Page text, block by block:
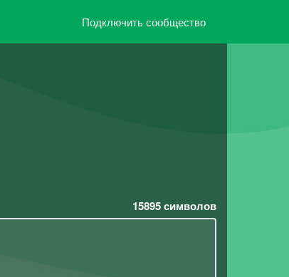
Подключить сообщество
15895символов